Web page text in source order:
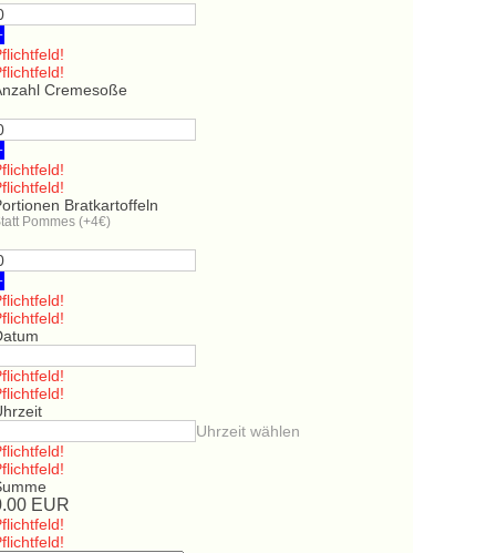
Cremesoße
Bratkartoffeln
Pommes (+4€)
Uhrzeit wählen
EUR